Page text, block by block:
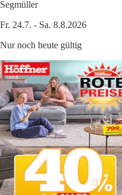
Segmüller
Fr. 24.7. - Sa. 8.8.2026
Nur noch heute gültig